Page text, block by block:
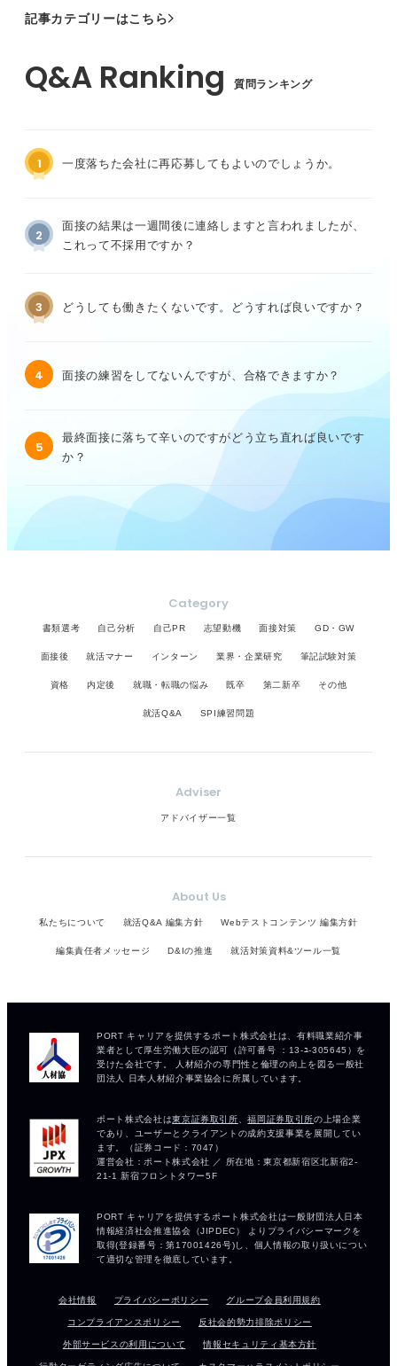
記事カテゴリーはこちら
質問ランキング
1 一度落ちた会社に再応募してもよいのでしょうか。
2
面接の結果は一週間後に連絡しますと言われましたが、
これって不採用ですか？
3 どうしても働きたくないです。どうすれば良いですか？
4 面接の練習をしてないんですが、合格できますか？
5
最終面接に落ちて辛いのですがどう立ち直れば良いです
か？
Category
書類選考 自己分析 自己PR 志望動機 面接対策 GD・GW
面接後 就活マナー インターン 業界・企業研究 筆記試験対策
資格 内定後 就職・転職の悩み 既卒 第二新卒 その他
就活Q&A SPI練習問題
Adviser
アドバイザー一覧
About Us
私たちについて 就活Q&A 編集方針 Webテストコンテンツ 編集方針
編集責任者メッセージ D&Iの推進 就活対策資料&ツール一覧
会社情報 プライバシーポリシー グループ会員利用規約
コンプライアンスポリシー 反社会的勢力排除ポリシー
外部サービスの利用について 情報セキュリティ基本方針